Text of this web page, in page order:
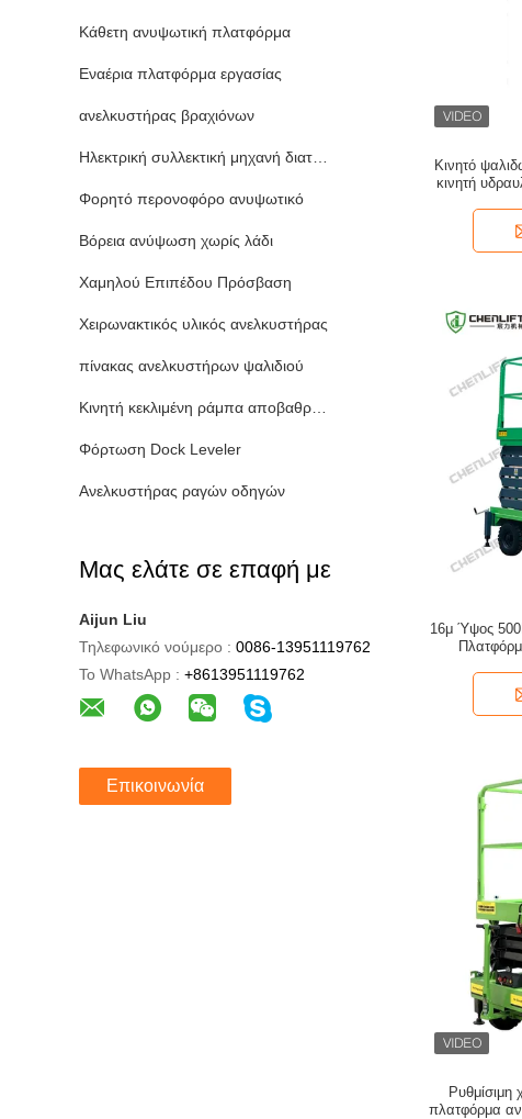
Κάθετη ανυψωτική πλατφόρμα
Εναέρια πλατφόρμα εργασίας
ανελκυστήρας βραχιόνων
Φορητό περονοφόρο ανυψωτικό
Βόρεια ανύψωση χωρίς λάδι
Χαμηλού Επιπέδου Πρόσβαση
Χειρωνακτικός υλικός ανελκυστήρας
πίνακας ανελκυστήρων ψαλιδιού
Φόρτωση Dock Leveler
Ανελκυστήρας ραγών οδηγών
Μας ελάτε σε επαφή με
Aijun Liu
Τηλεφωνικό νούμερο : 0086-13951119762
Το WhatsApp : +8613951119762
Επικοινωνία
Κινητό
κινητή
16μ Ύψος
Ρυθμίσιμη
πλατφόρμα